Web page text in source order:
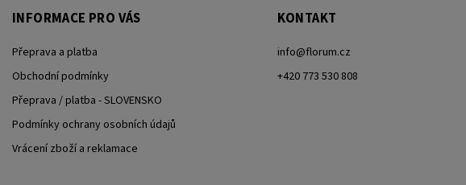
INFORMACE PRO VÁS
Přeprava a platba
Obchodní podmínky
Přeprava / platba - SLOVENSKO
Podmínky ochrany osobních údajů
Vrácení zboží a reklamace
KONTAKT
info@florum.cz
+420 773 530 808